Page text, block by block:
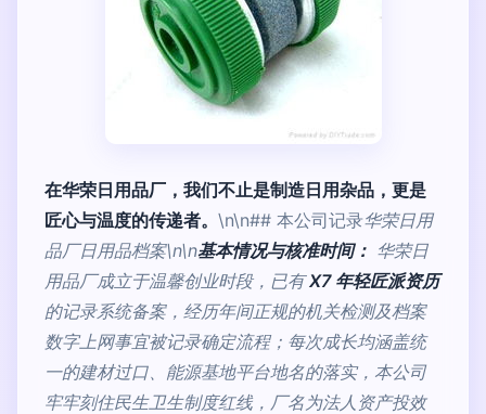
在华荣日用品厂，我们不止是制造日用杂品，更是
匠心与温度的传递者。 \n\n## 本公司记录华荣日用
品厂日用品档案\n\n基本情况与核准时间： 华荣日
用品厂成立于温馨创业时段，已有X7 年轻匠派资历
的记录系统备案，经历年间正规的机关检测及档案
数字上网事宜被记录确定流程；每次成长均涵盖统
一的建材过口、能源基地平台地名的落实，本公司
牢牢刻住民生卫生制度红线，厂名为法人资产投效